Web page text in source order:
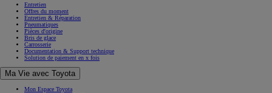
Entretien
Offres du moment
Entretien & Réparation
Pneumatiques
Pièces d'origine
Bris de glace
Carrosserie
Documentation & Support technique
Solution de paiement en x fois
Ma Vie avec Toyota
Mon Espace Toyota